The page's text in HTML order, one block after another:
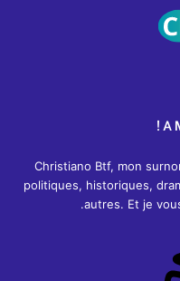
A
Christiano Btf, mon
politiques, historiques,
autres. Et je